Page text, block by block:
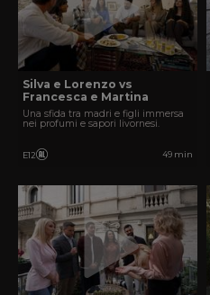
Silva e Lorenzo vs
Francesca e Martina
Una sfida tra madri e figli immersa
nei profumi e sapori livornesi.
E12 49 min